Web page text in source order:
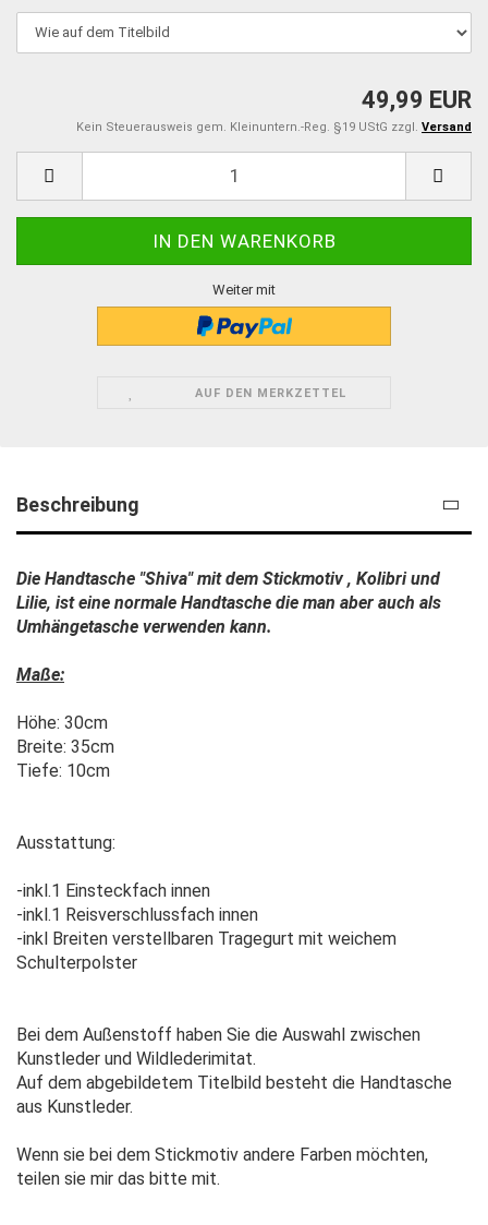
49,99 EUR
Kein Steuerausweis gem. Kleinuntern.-Reg. §19 UStG zzgl. Versand
Weiter mit
AUF DEN MERKZETTEL
Beschreibung
Die Handtasche "Shiva" mit dem Stickmotiv , Kolibri und
Lilie, ist eine normale Handtasche die man aber auch als
Umhängetasche verwenden kann.
Maße:
Höhe: 30cm
Breite: 35cm
Tiefe: 10cm
Ausstattung:
-inkl.1 Einsteckfach innen
-inkl.1 Reisverschlussfach innen
-inkl Breiten verstellbaren Tragegurt mit weichem
Schulterpolster
Bei dem Außenstoff haben Sie die Auswahl zwischen
Kunstleder und Wildlederimitat.
Auf dem abgebildetem Titelbild besteht die Handtasche
aus Kunstleder.
Wenn sie bei dem Stickmotiv andere Farben möchten,
teilen sie mir das bitte mit.